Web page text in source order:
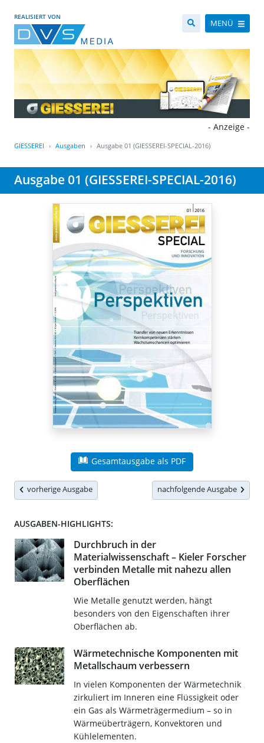
REALISIERT VON
MENÜ
- Anzeige -
GIESSEREI Ausgaben Ausgabe 01 (GIESSEREI-SPECIAL-2016)
Ausgabe 01 (GIESSEREI-SPECIAL-2016)
Gesamtausgabe als PDF
vorherige Ausgabe nachfolgende Ausgabe
AUSGABEN-HIGHLIGHTS:
Durchbruch in der
Materialwissenschaft – Kieler Forscher
verbinden Metalle mit nahezu allen
Oberflächen
Wie Metalle genutzt werden, hängt
besonders von den Eigenschaften ihrer
Oberflächen ab.
Wärmetechnische Komponenten mit
Metallschaum verbessern
In vielen Komponenten der Wärmetechnik
zirkuliert im Inneren eine Flüssigkeit oder
ein Gas als Wärmeträgermedium – so in
Wärmeüberträgern, Konvektoren und
Kühlelementen.